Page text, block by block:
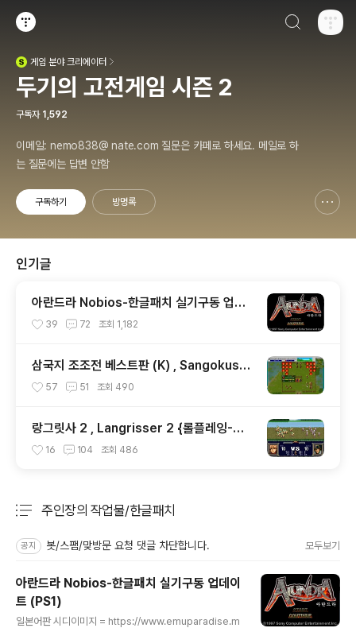
게임 분야 크리에이터
두기의 고전게임 시즌 2
구독자 1,592
이메일: nemo838@ nate.com 질문은 카페로 하세요. 메일로 하
는 질문에는 답변 안함
구독하기 방명록
인기글
아란드라 Nobios-한글패치 실기구동 업데
이트 (PS1)
39 72 조회 1,182
삼국지 조조전 베스트판 (K) , Sangokushi
Sousouden the Best (K) {롤플레잉-전
57 51 조회 490
랑그릿사 2 , Langrisser 2 {롤플레잉-전
략 , RPG-Strategy}
16 104 조회 486
주인장의 작업물/한글패치
공지 봇/스팸/맞방문 요청 댓글 차단합니다. 모두보기
아란드라 Nobios-한글패치 실기구동 업데이
트 (PS1)
일본어판 시디이미지 = https://www.emuparadise.m